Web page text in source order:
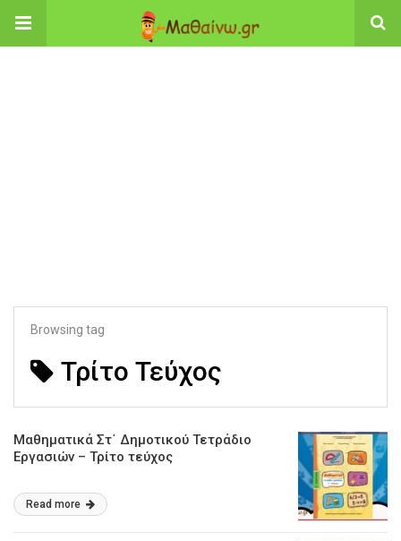
Browsing tag
Τρίτο Τεύχος
Μαθηματικά Στ΄ Δημοτικού Τετράδιο
Εργασιών – Τρίτο τεύχος
Read more